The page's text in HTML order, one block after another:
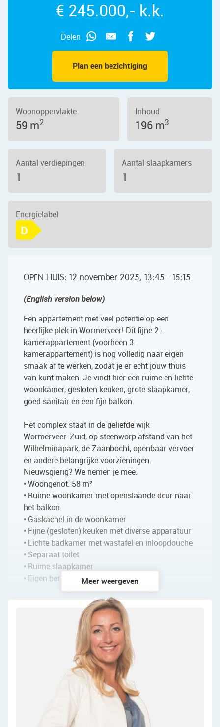
Plan een bezichtiging
Delen
€ 245.000,- k.k.
Woonoppervlakte
59 m2
Inhoud
196 m3
Aantal verdiepingen
1
Aantal slaapkamers
1
Energielabel
D
OPEN HUIS: 12 november 2025, 13:45 - 15:15
(English version below)
Een appartement met veel potentie op een
heerlijke plek in Wormerveer! Dit fijne 2-
kamerappartement (voorheen 3-
kamerappartement) is nog volledig naar eigen
smaak af te werken, zodat je er echt jouw thuis
van kunt maken. Je vindt hier een ruime en lichte
woonkamer, gesloten keuken, grote slaapkamer,
goed sanitair en een fijn balkon.
Het complex staat in de geliefde wijk
Wormerveer-Zuid, op steenworp afstand van het
Wilhelminapark, de Zaanbocht, openbaar vervoer
en andere belangrijke voorzieningen.
Nieuwsgierig? We nemen je mee:
• Woongenot: 58 m²
• Ruime woonkamer met openslaande deur naar
het balkon
• Gaskachel in de woonkamer
• Fijne (gesloten) keuken met diverse apparatuur
• Lichte badkamer met wastafel en inloopdouche
• Separaat toilet
• Ruime slaapkamer
• Eigen berging in complex
Indeling van het appartement:
Gezamenlijke entree met trappenhuis en lift.
Na binnenkomst beland je in een langwerpige
entreehal met de meterkast, die toegang biedt tot
alle vertrekken. Het appartement beschikt over
een ruime woonkamer die nog geheel naar eigen
smaak kan worden ingericht. In deze ruimte staat
Meer weergeven